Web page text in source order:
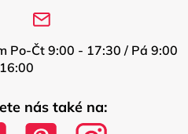
Po-Čt 9:00 - 17:30 / Pá 9:00
nás také na: